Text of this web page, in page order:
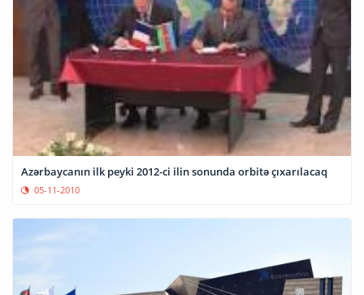
Azərbaycanın ilk peyki 2012-ci ilin sonunda orbitə çıxarılacaq
05-11-2010